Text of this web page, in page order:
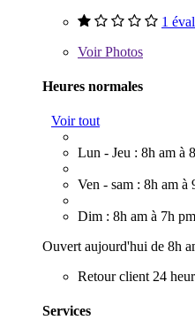
1
VoirPhotos
Heures normales
Voir tout
Lun - Jeu : 8h am à
Ven - sam : 8h am à
Dim : 8h am à 7h pm
Ouvert aujourd'hui de 8h
Retour client 24
Services